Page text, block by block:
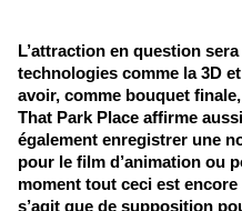
L’attraction en question
technologies comme la 3D
avoir, comme bouquet
That Park Place affirme
également enregistrer une
pour le film d’animation ou
moment tout ceci est
s’agit que de supposition